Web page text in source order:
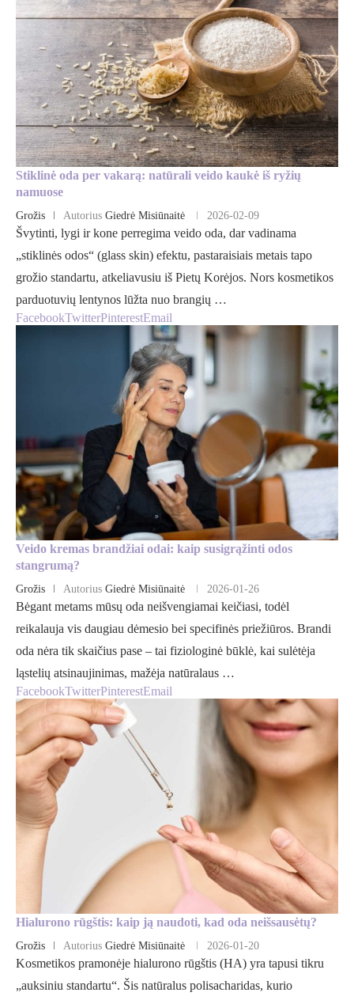
Stiklinė oda per vakarą: natūrali veido kaukė iš ryžių
namuose
Grožis Autorius Giedrė Misiūnaitė 2026-02-09
Švytinti, lygi ir kone perregima veido oda, dar vadinama
„stiklinės odos“ (glass skin) efektu, pastaraisiais metais tapo
grožio standartu, atkeliavusiu iš Pietų Korėjos. Nors kosmetikos
parduotuvių lentynos lūžta nuo brangių …
FacebookTwitterPinterestEmail
Veido kremas brandžiai odai: kaip susigrąžinti odos
stangrumą?
Grožis Autorius Giedrė Misiūnaitė 2026-01-26
Bėgant metams mūsų oda neišvengiamai keičiasi, todėl
reikalauja vis daugiau dėmesio bei specifinės priežiūros. Brandi
oda nėra tik skaičius pase – tai fiziologinė būklė, kai sulėtėja
ląstelių atsinaujinimas, mažėja natūralaus …
FacebookTwitterPinterestEmail
Hialurono rūgštis: kaip ją naudoti, kad oda neišsausėtų?
Grožis Autorius Giedrė Misiūnaitė 2026-01-20
Kosmetikos pramonėje hialurono rūgštis (HA) yra tapusi tikru
„auksiniu standartu“. Šis natūralus polisacharidas, kurio